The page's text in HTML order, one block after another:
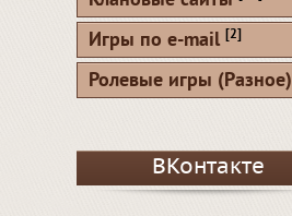
Игры по e-mail [2]
Ролевые игры (Разное)
ВКонтакте